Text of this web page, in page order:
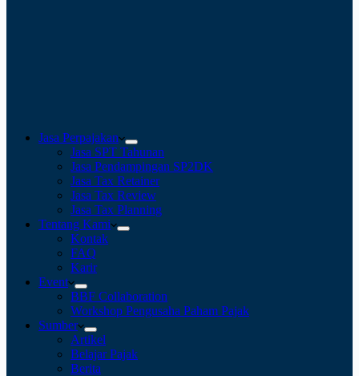
Jasa Perpajakan
Jasa SPT Tahunan
Jasa Pendampingan SP2DK
Jasa Tax Retainer
Jasa Tax Review
Jasa Tax Planning
Tentang Kami
Kontak
FAQ
Karir
Event
BBF Collaboration
Workshop Pengusaha Paham Pajak
Sumber
Artikel
Belajar Pajak
Berita